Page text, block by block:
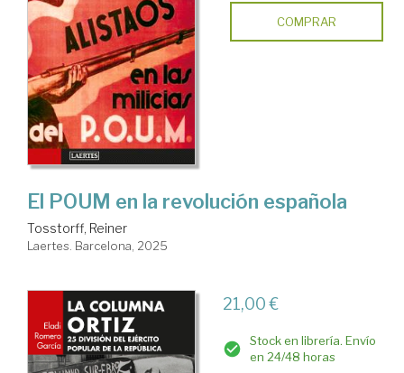
COMPRAR
El POUM en la revolución española
Tosstorff, Reiner
Laertes. Barcelona, 2025
21,00 €
Stock en librería. Envío
en 24/48 horas